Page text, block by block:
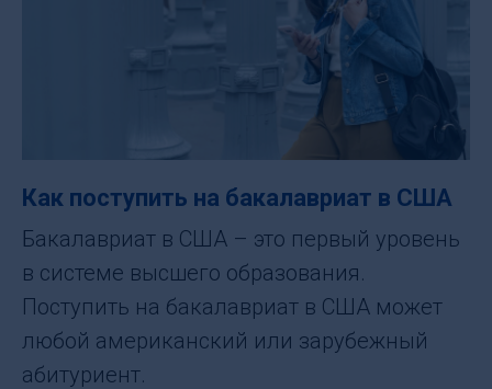
Как поступить на бакалавриат в США
Бакалавриат в США – это первый уровень
в системе высшего образования.
Поступить на бакалавриат в США может
любой американский или зарубежный
абитуриент.